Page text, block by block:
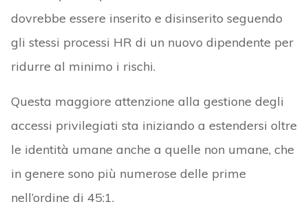
dovrebbe essere inserito e disinserito seguendo
gli stessi processi HR di un nuovo dipendente per
ridurre al minimo i rischi.
Questa maggiore attenzione alla gestione degli
accessi privilegiati sta iniziando a estendersi oltre
le identità umane anche a quelle non umane, che
in genere sono più numerose delle prime
nell’ordine di 45:1.